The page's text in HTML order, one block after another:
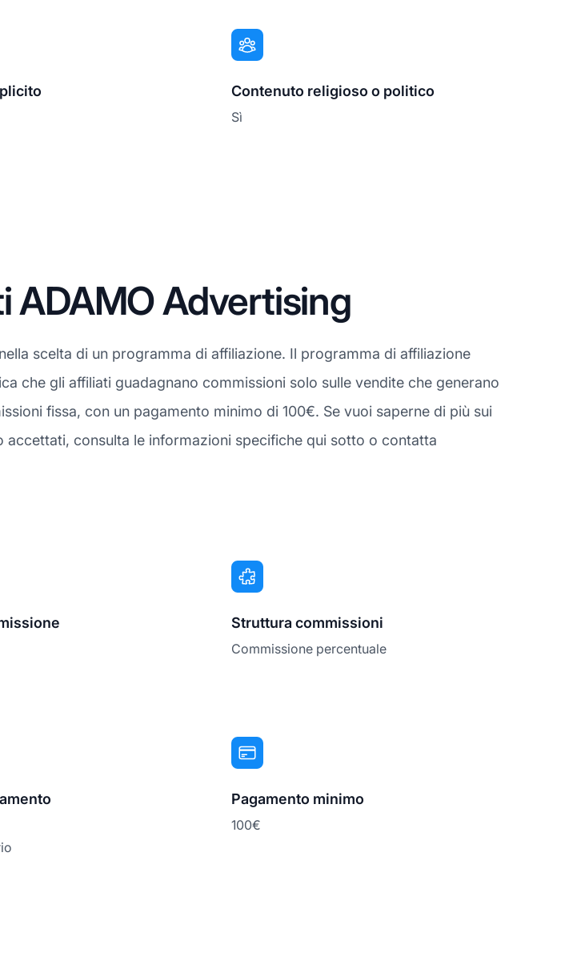
Contenuto religioso o politico
Sì
ADAMO Advertising
scelta di un programma di affiliazione. Il programma di affiliazione
che gli affiliati guadagnano commissioni solo sulle vendite che generano
fissa, con un pagamento minimo di 100€. Se vuoi saperne di più sui
consulta le informazioni specifiche qui sotto o contatta
Struttura commissioni
Commissione percentuale
Pagamento minimo
100€